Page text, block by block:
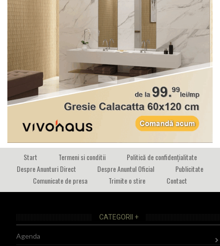
Start Termeni si conditii
Politică de confidențialitate
Despre Anunturi Direct
Despre Anuntul Oficial
Publicitate
Comunicate de presa
Trimite o stire Contact
CATEGORII +
Agenda